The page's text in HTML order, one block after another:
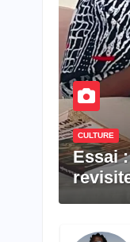
CULTURE
Essai